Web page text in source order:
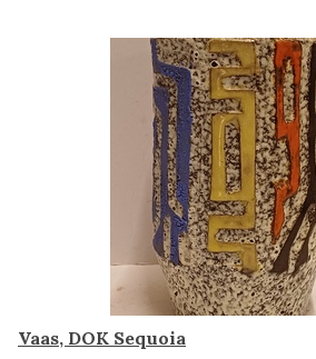
Vaas, DOK Sequoia